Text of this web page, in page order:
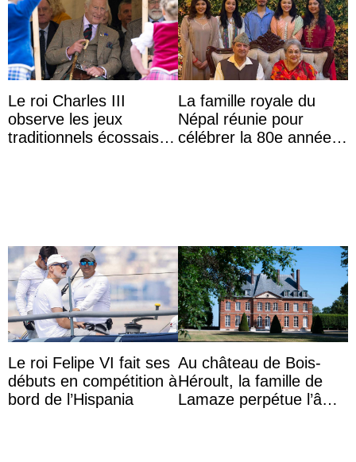
Le roi Charles III
observe les jeux
traditionnels écossais
La famille royale du
Népal réunie pour
célébrer la 80e année
Le roi Felipe VI fait ses
débuts en compétition à
bord de l’Hispania
Au château de Bois-
Héroult, la famille de
Lamaze perpétue l’âme